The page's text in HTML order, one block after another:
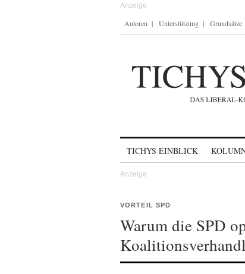
Autoren Unterstützung Grundsätze
TICHYS EINBLICK
VORTEIL SPD
Warum die SPD